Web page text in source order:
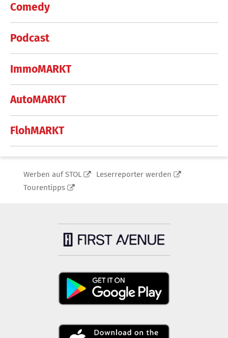
Comedy
Podcast
ImmoMARKT
AutoMARKT
FlohMARKT
Werben auf STOL
Leserreporter werden
Tourentipps